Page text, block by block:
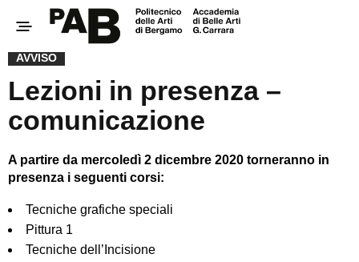
AVVISO
Lezioni in presenza –
comunicazione
A partire da mercoledì 2 dicembre 2020 torneranno in
presenza i seguenti corsi:
Tecniche grafiche speciali
Pittura 1
Tecniche dell’Incisione